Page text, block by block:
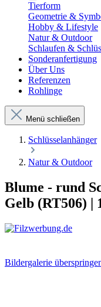
Tierform
Geometrie &
Hobby & Lifestyle
Natur & Outdoor
Schlaufen &
Sonderanfertigung
Über Uns
Referenzen
Rohlinge
Menü schließen
Schlüsselanhänger
Natur & Outdoor
Blume - rund
Gelb (RT506)
Bildergalerie